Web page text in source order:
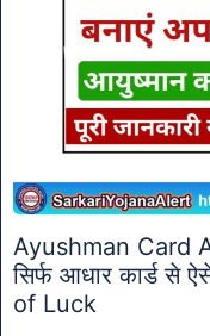
Ayushman Card
सिर्फ आधार कार्ड से
of Luck